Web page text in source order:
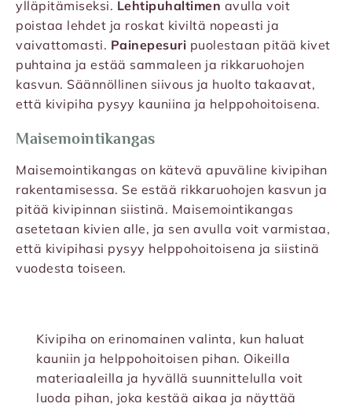
ylläpitämiseksi. Lehtipuhaltimen avulla voit
poistaa lehdet ja roskat kiviltä nopeasti ja
vaivattomasti. Painepesuri puolestaan pitää kivet
puhtaina ja estää sammaleen ja rikkaruohojen
kasvun. Säännöllinen siivous ja huolto takaavat,
että kivipiha pysyy kauniina ja helppohoitoisena.
Maisemointikangas
Maisemointikangas on kätevä apuväline kivipihan
rakentamisessa. Se estää rikkaruohojen kasvun ja
pitää kivipinnan siistinä. Maisemointikangas
asetetaan kivien alle, ja sen avulla voit varmistaa,
että kivipihasi pysyy helppohoitoisena ja siistinä
vuodesta toiseen.
Kivipiha on erinomainen valinta, kun haluat
kauniin ja helppohoitoisen pihan. Oikeilla
materiaaleilla ja hyvällä suunnittelulla voit
luoda pihan, joka kestää aikaa ja näyttää